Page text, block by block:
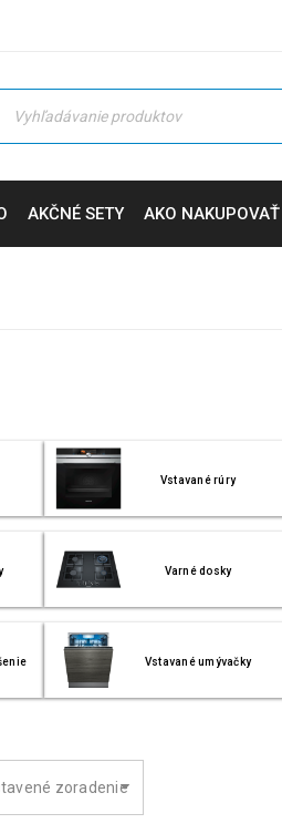
AKČNÉ SETY AKO NAKUPOVAŤ
Vstavané rúry
Varné dosky
Vstavané umývačky
zoradenie